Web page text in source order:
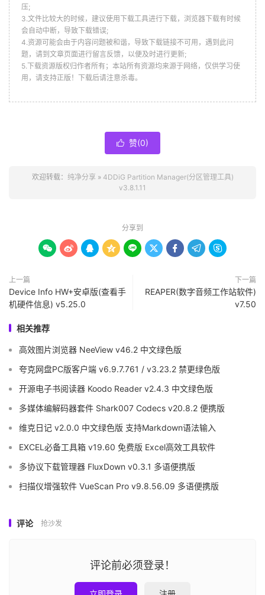
压;
3.文件比较大的时候，建议使用下载工具进行下载，浏览器下载有时候
会自动中断，导致下载错误;
4.资源可能会由于内容问题被和谐，导致下载链接不可用，遇到此问
题，请到文章页面进行留言反馈，以便及时进行更新;
5.下载资源版权归作者所有；本站所有资源均来源于网络，仅供学习使
用，请支持正版！下载后请注意杀毒。
 赞(0)
欢迎转载： 纯净分享 » 4DDiG Partition Manager(分区管理工具)
v3.8.1.11
分享到
        
上一篇
Device Info HW+安卓版(查看手
机硬件信息) v5.25.0
下一篇
REAPER(数字音频工作站软件)
v7.50
相关推荐
高效图片浏览器 NeeView v46.2 中文绿色版
夸克网盘PC版客户端 v6.9.7.761 / v3.23.2 禁更绿色版
开源电子书阅读器 Koodo Reader v2.4.3 中文绿色版
多媒体编解码器套件 Shark007 Codecs v20.8.2 便携版
维克日记 v2.0.0 中文绿色版 支持Markdown语法输入
EXCEL必备工具箱 v19.60 免费版 Excel高效工具软件
多协议下载管理器 FluxDown v0.3.1 多语便携版
扫描仪增强软件 VueScan Pro v9.8.56.09 多语便携版
评论 抢沙发
评论前必须登录！